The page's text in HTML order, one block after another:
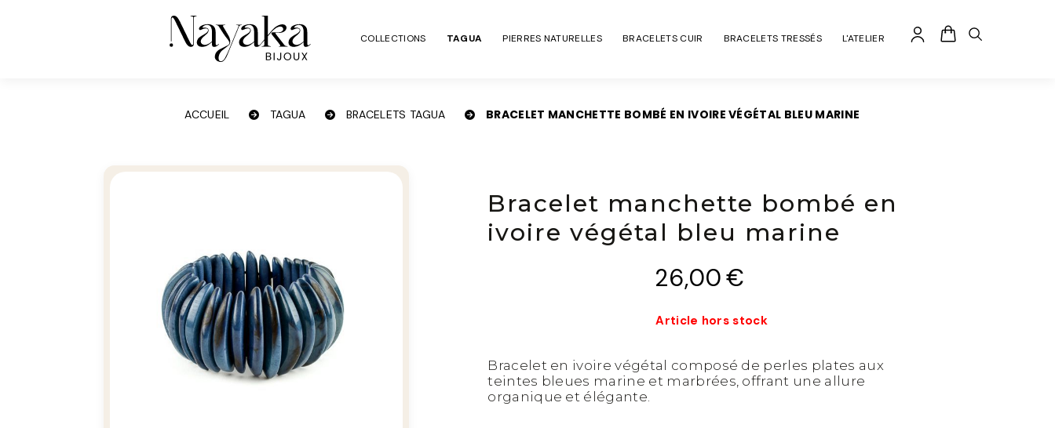
COLLECTIONS TAGUA PIERRES NATURELLES BRACELETS CUIR BRACELETS TRESSÉS L'ATELIER
ACCUEIL TAGUA BRACELETS TAGUA BRACELET MANCHETTE BOMBÉ EN IVOIRE VÉGÉTAL BLEU MARINE
Bracelet manchette bombé en
ivoire végétal bleu marine
26,00€
Article hors stock
Bracelet en ivoire végétal composé de perles plates aux
teintes bleues marine et marbrées, offrant une allure
organique et élégante.